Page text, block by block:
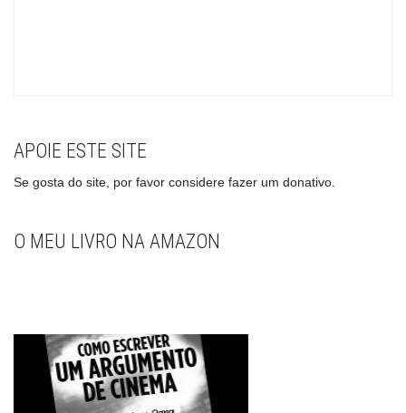
APOIE ESTE SITE
Se gosta do site, por favor considere fazer um donativo.
O MEU LIVRO NA AMAZON